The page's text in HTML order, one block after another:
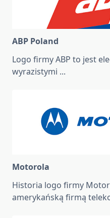
ABP Poland
Logo firmy ABP to jest
wyrazistymi ...
Motorola
Historia logo firmy
amerykańską firmą